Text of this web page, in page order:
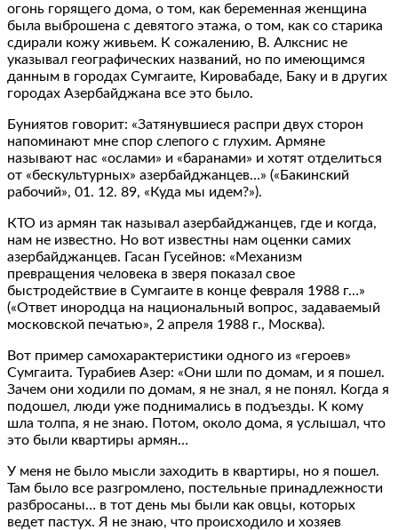
огонь горящего дома, о том, как беременная женщина
была выброшена с девятого этажа, о том, как со старика
сдирали кожу живьем. К сожалению, В. Алкснис не
указывал географических названий, но по имеющимся
данным в городах Сумгаите, Кировабаде, Баку и в других
городах Азербайджана все это было.
Буниятов говорит: «Затянувшиеся распри двух сторон
напоминают мне спор слепого с глухим. Армяне
называют нас «ослами» и «баранами» и хотят отделиться
от «бескультурных» азербайджанцев…» («Бакинский
рабочий», 01. 12. 89, «Куда мы идем?»).
КТО из армян так называл азербайджанцев, где и когда,
нам не известно. Но вот известны нам оценки самих
азербайджанцев. Гасан Гусейнов: «Механизм
превращения человека в зверя показал свое
быстродействие в Сумгаите в конце февраля 1988 г…»
(«Ответ инородца на национальный вопрос, задаваемый
московской печатью», 2 апреля 1988 г., Москва).
Вот пример самохарактеристики одного из «героев»
Сумгаита. Турабиев Азер: «Они шли по домам, и я пошел.
Зачем они ходили по домам, я не знал, я не понял. Когда я
подошел, люди уже поднимались в подъезды. К кому
шла толпа, я не знаю. Потом, около дома, я услышал, что
это были квартиры армян…
У меня не было мысли заходить в квартиры, но я пошел.
Там было все разгромлено, постельные принадлежности
разбросаны… в тот день мы были как овцы, которых
ведет пастух. Я не знаю, что происходило и хозяев